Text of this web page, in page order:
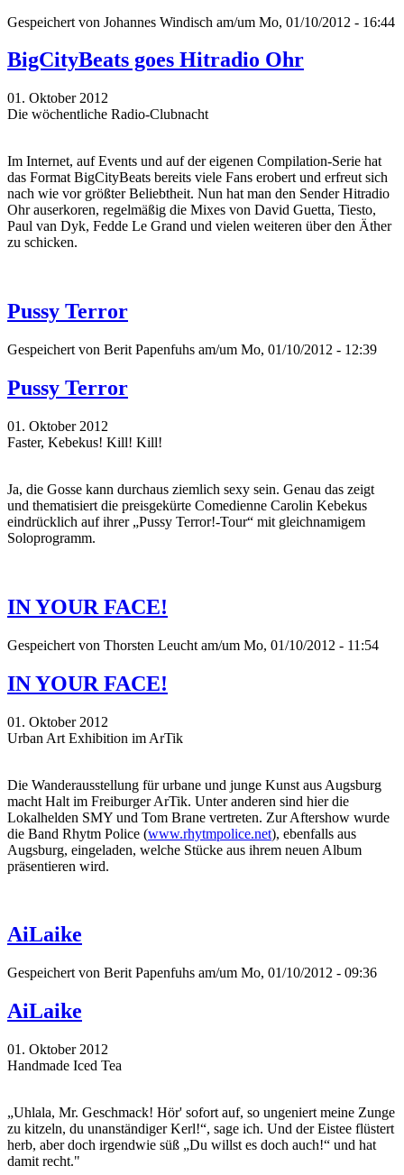
Gespeichert von Johannes Windisch am/um Mo, 01/10/2012 - 16:44
BigCityBeats goes Hitradio Ohr
01. Oktober 2012
Die wöchentliche Radio-Clubnacht
Im Internet, auf Events und auf der eigenen Compilation-Serie hat
das Format BigCityBeats bereits viele Fans erobert und erfreut sich
nach wie vor größter Beliebtheit. Nun hat man den Sender Hitradio
Ohr auserkoren, regelmäßig die Mixes von David Guetta, Tiesto,
Paul van Dyk, Fedde Le Grand und vielen weiteren über den Äther
zu schicken.
Pussy Terror
Gespeichert von Berit Papenfuhs am/um Mo, 01/10/2012 - 12:39
Pussy Terror
01. Oktober 2012
Faster, Kebekus! Kill! Kill!
Ja, die Gosse kann durchaus ziemlich sexy sein. Genau das zeigt
und thematisiert die preisgekürte Comedienne Carolin Kebekus
eindrücklich auf ihrer „Pussy Terror!-Tour“ mit gleichnamigem
Soloprogramm.
IN YOUR FACE!
Gespeichert von Thorsten Leucht am/um Mo, 01/10/2012 - 11:54
IN YOUR FACE!
01. Oktober 2012
Urban Art Exhibition im ArTik
Die Wanderausstellung für urbane und junge Kunst aus Augsburg
macht Halt im Freiburger ArTik. Unter anderen sind hier die
Lokalhelden SMY und Tom Brane vertreten. Zur Aftershow wurde
die Band Rhytm Police (www.rhytmpolice.net), ebenfalls aus
Augsburg, eingeladen, welche Stücke aus ihrem neuen Album
präsentieren wird.
AiLaike
Gespeichert von Berit Papenfuhs am/um Mo, 01/10/2012 - 09:36
AiLaike
01. Oktober 2012
Handmade Iced Tea
„Uhlala, Mr. Geschmack! Hör' sofort auf, so ungeniert meine Zunge
zu kitzeln, du unanständiger Kerl!“, sage ich. Und der Eistee flüstert
herb, aber doch irgendwie süß „Du willst es doch auch!“ und hat
damit recht."